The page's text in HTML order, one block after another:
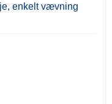
enkelt vævning